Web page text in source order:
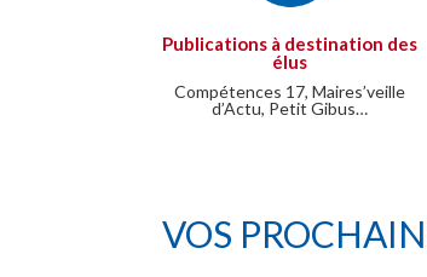
Publications à destination des
élus
Compétences 17, Maires’veille
d’Actu, Petit Gibus…
VOS